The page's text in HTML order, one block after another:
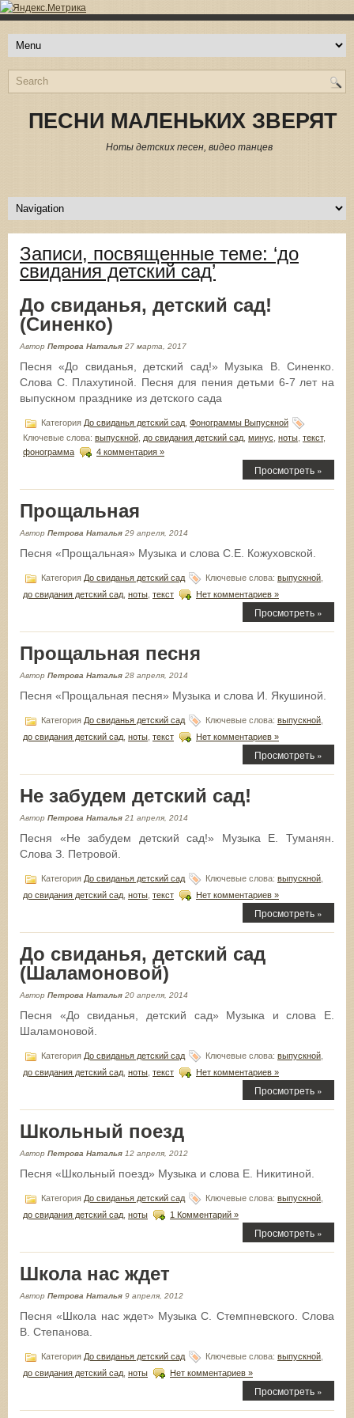
ПЕСНИ МАЛЕНЬКИХ ЗВЕРЯТ
Ноты детских песен, видео танцев
Записи, посвященные теме: ‘до
свидания детский сад’
До свиданья, детский сад!
(Синенко)
Автор Петрова Наталья 27 марта, 2017
Песня «До свиданья, детский сад!» Музыка В. Синенко.
Слова С. Плахутиной. Песня для пения детьми 6-7 лет на
выпускном празднике из детского сада
Категория До свиданья детский сад Фонограммы Выпускной
Ключевые слова: выпускной до свидания детский сад минус ноты текст,
фонограмма
4 комментария »
Просмотреть »
Прощальная
Автор Петрова Наталья 29 апреля, 2014
Песня «Прощальная» Музыка и слова С.Е. Кожуховской.
Категория До свиданья детский сад Ключевые слова: выпускной
до свидания детский сад ноты текст Нет комментариев »
Просмотреть »
Прощальная песня
Автор Петрова Наталья 28 апреля, 2014
Песня «Прощальная песня» Музыка и слова И. Якушиной.
Категория До свиданья детский сад Ключевые слова: выпускной
до свидания детский сад ноты текст Нет комментариев »
Просмотреть »
Не забудем детский сад!
Автор Петрова Наталья 21 апреля, 2014
Песня «Не забудем детский сад!» Музыка Е. Туманян.
Слова З. Петровой.
Категория До свиданья детский сад Ключевые слова: выпускной
до свидания детский сад ноты текст Нет комментариев »
Просмотреть »
До свиданья, детский сад
(Шаламоновой)
Автор Петрова Наталья 20 апреля, 2014
Песня «До свиданья, детский сад» Музыка и слова Е.
Шаламоновой.
Категория До свиданья детский сад Ключевые слова: выпускной
до свидания детский сад ноты текст Нет комментариев »
Просмотреть »
Школьный поезд
Автор Петрова Наталья 12 апреля, 2012
Песня «Школьный поезд» Музыка и слова Е. Никитиной.
Категория До свиданья детский сад Ключевые слова: выпускной
до свидания детский сад ноты 1 Комментарий »
Просмотреть »
Школа нас ждет
Автор Петрова Наталья 9 апреля, 2012
Песня «Школа нас ждет» Музыка С. Стемпневского. Слова
В. Степанова.
Категория До свиданья детский сад Ключевые слова: выпускной
до свидания детский сад ноты Нет комментариев »
Просмотреть »